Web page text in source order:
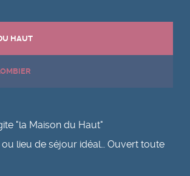
HAUT
"la Maison du Haut"
lieu de séjour idéal… Ouvert toute